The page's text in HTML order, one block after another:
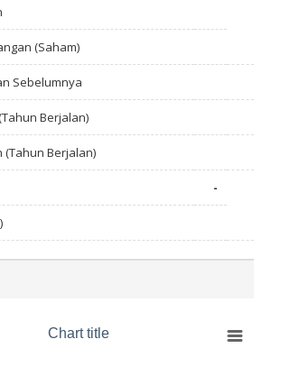
(Saham)
Sebelumnya
Berjalan)
(Tahun Berjalan)
-
Chart title